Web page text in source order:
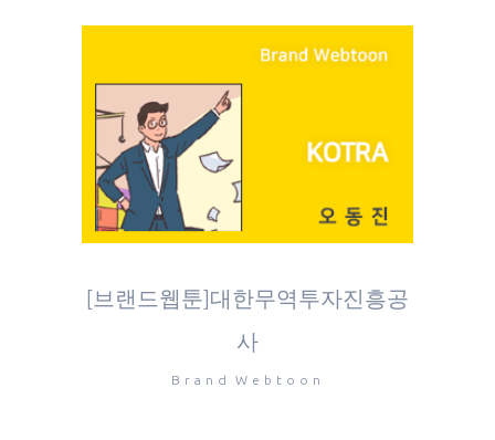
[브랜드웹툰]대한무역투자진흥공
사
Brand Webtoon